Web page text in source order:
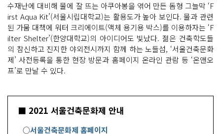
수재난에 대비해 물에 잘 뜨는 아쿠아봉을 엮어 만든 돔형 그늘막 ‘F
irst Aqua Kit’(서울시립대학교)는 활용도가 높아 보인다. 물과 관련
된 가뭄 대책에 워터 크리에이트(액체 용기용 박스)를 이용하자는 ‘F
ilter Shelter’(한양대학교)의 아이디어도 빛났다. 젊은 건축학도들
의 참신하고 진지한 야외전시까지 함께 하는 노들섬, ‘서울건축문화
제’ 사전등록을 통한 현장 방문과 홈페이지 온라인 관람 등 ‘온앤오
프’로 만날 수 있다.
■ 2021 서울건축문화제 안내
○서울건축문화제 홈페이지